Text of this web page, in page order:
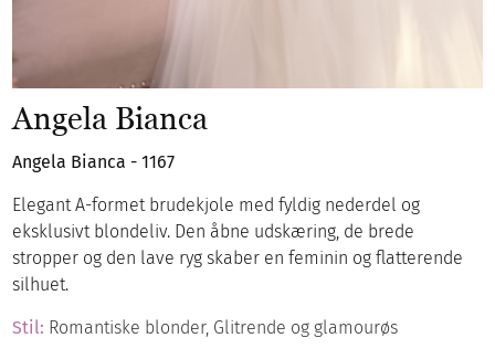
Angela Bianca
Angela Bianca - 1167
Elegant A-formet brudekjole med fyldig nederdel og
eksklusivt blondeliv. Den åbne udskæring, de brede
stropper og den lave ryg skaber en feminin og flatterende
silhuet.
Stil: Romantiske blonder, Glitrende og glamourøs